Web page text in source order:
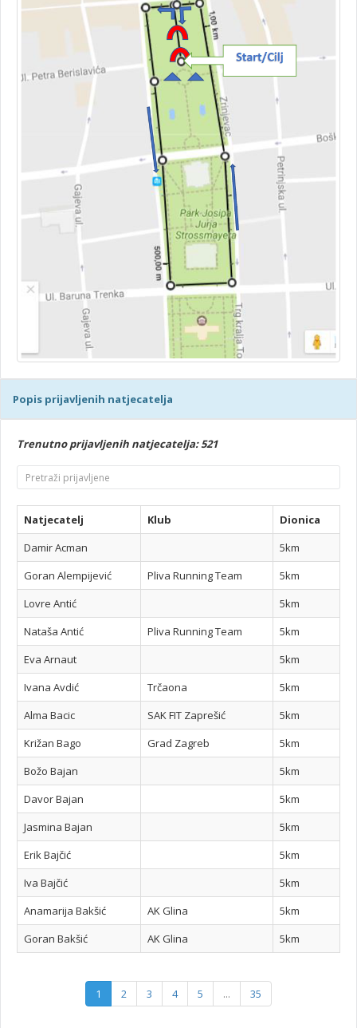
Popis prijavljenih natjecatelja
Trenutno prijavljenih natjecatelja: 521
Natjecatelj Klub
Dionica
Damir Acman
5km
Goran Alempijević
Pliva Running Team
5km
Lovre Antić
5km
Nataša Antić
Pliva Running Team
5km
Eva Arnaut
5km
Ivana Avdić
Trčaona
5km
Alma Bacic
SAK FIT Zaprešić
5km
Križan Bago
Grad Zagreb
5km
Božo Bajan
5km
Davor Bajan
5km
Jasmina Bajan
5km
Erik Bajčić
5km
Iva Bajčić
5km
Anamarija Bakšić
AK Glina
5km
Goran Bakšić
AK Glina 5km
1 2 3 4 5 ... 35